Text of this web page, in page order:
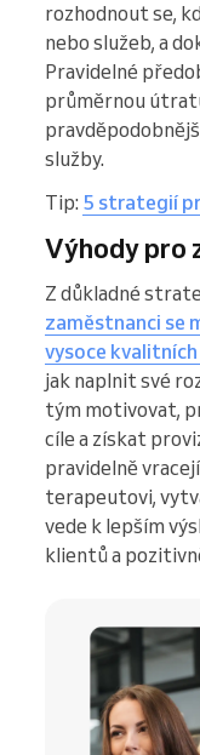
rozhodnout se,
nebo služeb, a
Pravidelné
průměrnou
služby.
Tip: 5 strategií
Výhody pro
Z důkladné
zaměstnanci se
vysoce
jak naplnit své
tým motivovat,
cíle a získat
pravidelně
terapeutovi,
vede k lepším
klientů a